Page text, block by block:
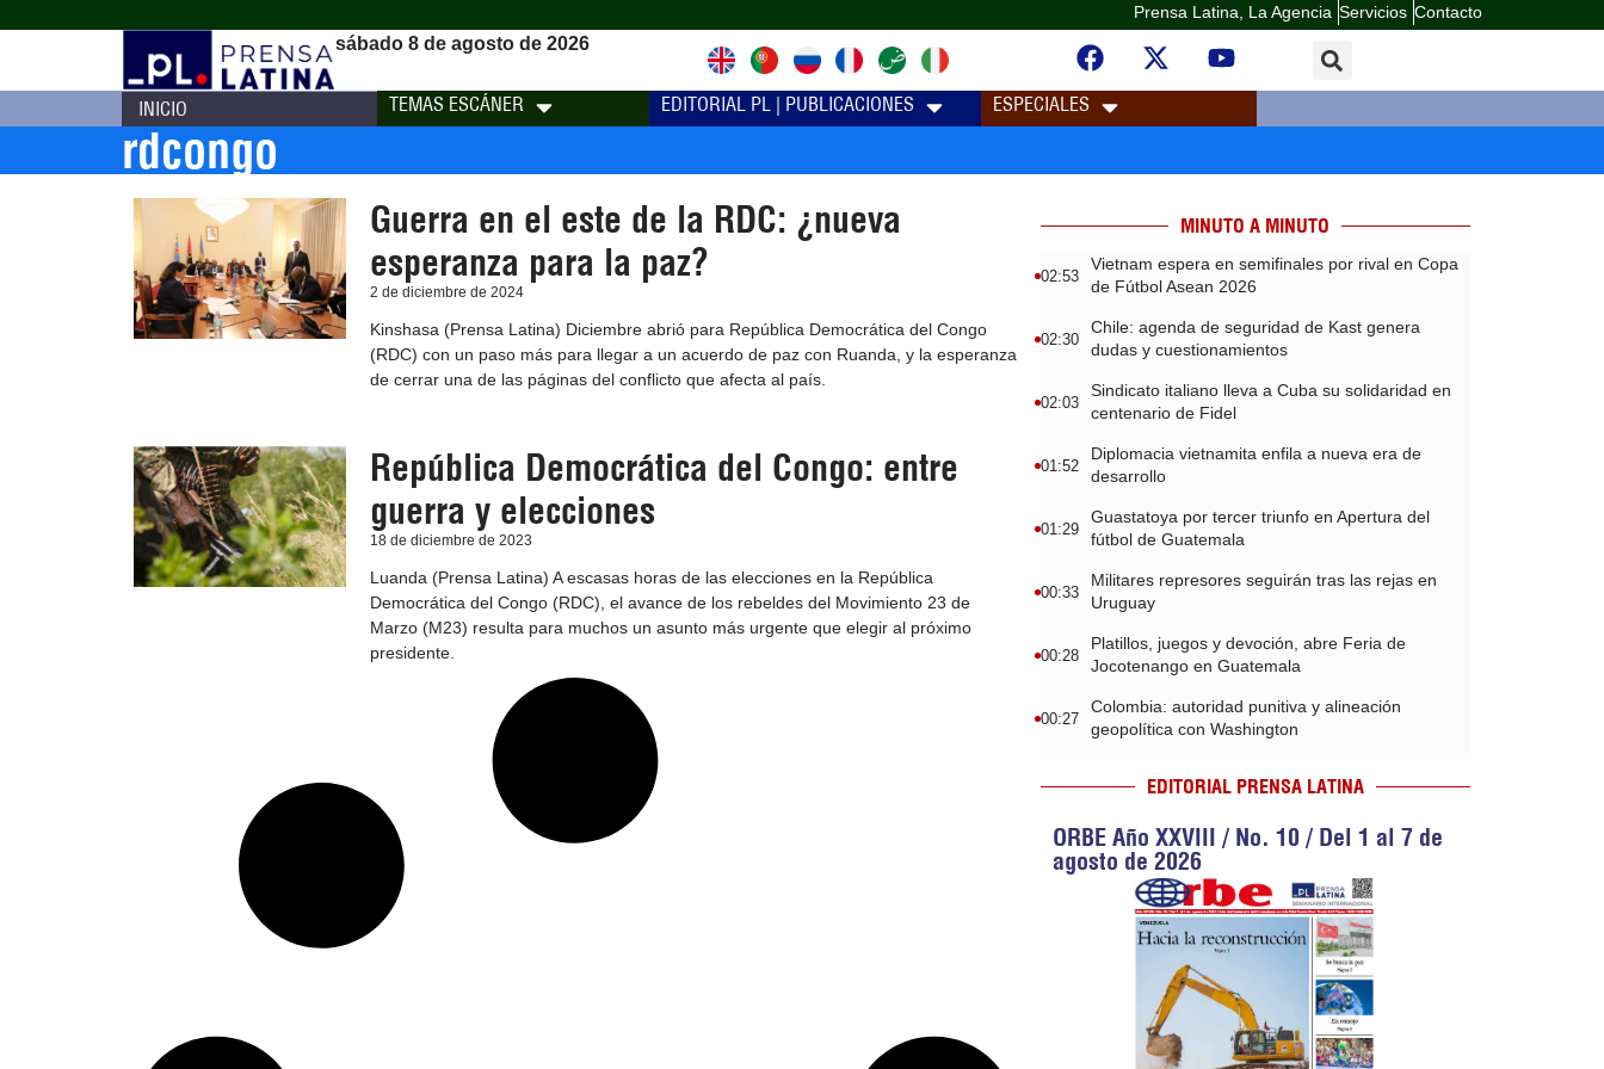
Prensa Latina, La Agencia Servicios Contacto
sábado 8 de agosto de 2026
INICIO TEMAS ESCÁNER EDITORIAL PL | PUBLICACIONES ESPECIALES
rdcongo
Guerra en el este de la RDC: ¿nueva
esperanza para la paz?
2 de diciembre de 2024
Kinshasa (Prensa Latina) Diciembre abrió para República Democrática del Congo
(RDC) con un paso más para llegar a un acuerdo de paz con Ruanda, y la esperanza
de cerrar una de las páginas del conflicto que afecta al país.
República Democrática del Congo: entre
guerra y elecciones
18 de diciembre de 2023
Luanda (Prensa Latina) A escasas horas de las elecciones en la República
Democrática del Congo (RDC), el avance de los rebeldes del Movimiento 23 de
Marzo (M23) resulta para muchos un asunto más urgente que elegir al próximo
presidente.
MINUTO A MINUTO
02:53
Vietnam espera en semifinales por rival en Copa
de Fútbol Asean 2026
02:30
Chile: agenda de seguridad de Kast genera
dudas y cuestionamientos
02:03
Sindicato italiano lleva a Cuba su solidaridad en
centenario de Fidel
01:52
Diplomacia vietnamita enfila a nueva era de
desarrollo
01:29
Guastatoya por tercer triunfo en Apertura del
fútbol de Guatemala
00:33
Militares represores seguirán tras las rejas en
Uruguay
00:28
Platillos, juegos y devoción, abre Feria de
Jocotenango en Guatemala
00:27
Colombia: autoridad punitiva y alineación
geopolítica con Washington
EDITORIAL PRENSA LATINA
ORBE Año XXVIII / No. 10 / Del 1 al 7 de
agosto de 2026